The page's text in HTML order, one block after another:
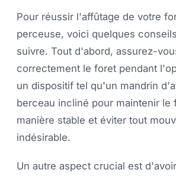
Pour réussir l'affûtage de votre
perceuse, voici quelques
suivre. Tout d'abord, assurez-
correctement le foret pendant
un dispositif tel qu'un mandrin
berceau incliné pour maintenir le
manière stable et éviter tout
indésirable.
Un autre aspect crucial est